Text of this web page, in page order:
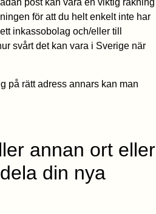
post kan vara en viktig räkning
för att du helt enkelt inte har
inkassobolag och/eller till
svårt det kan vara i Sverige när
på rätt adress annars kan man
annan ort eller
din nya